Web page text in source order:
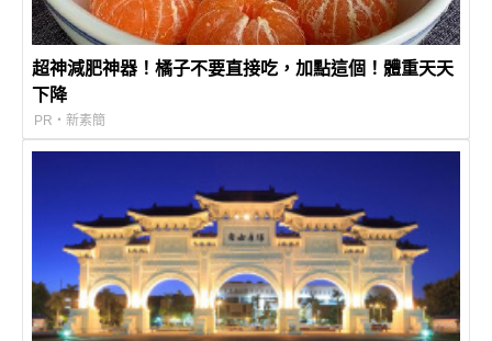
超神減肥神器！橘子不要直接吃，加點這個！體重天天
下降
PR・新素簡